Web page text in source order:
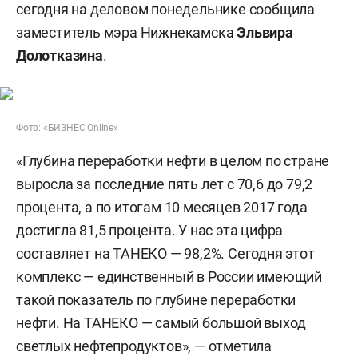
сегодня на деловом понедельнике сообщила
заместитель мэра НижнекамскаЭльвира
Долотказина.
Фото: «БИЗНЕС Online»
«Глубина переработки нефти в целом по стране
выросла за последние пять лет с 70,6 до 79,2
процента, а по итогам 10 месяцев 2017 года
достигла 81,5 процента. У нас эта цифра
составляет на ТАНЕКО — 98,2%. Сегодня этот
комплекс — единственный в России имеющий
такой показатель по глубине переработки
нефти. На ТАНЕКО — самый большой выход
светлых нефтепродуктов», — отметила